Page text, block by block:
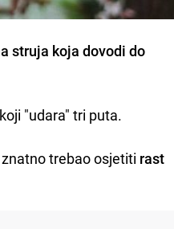
struja koja dovodi do
"udara" tri puta.
trebao osjetiti rast